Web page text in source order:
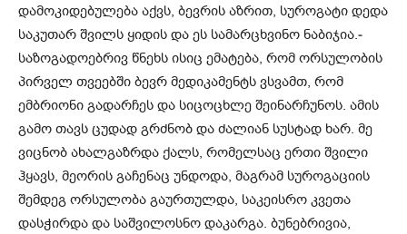
დამოკიდებულება აქვს, ბევრის აზრით, სუროგატი დედა
საკუთარ შვილს ყიდის და ეს სამარცხვინო ნაბიჯია.­
საზოგადოებრივ წნეხს ისიც ემატება, რომ ორსულობის
პირველ თვეებში ბევრ მედიკამენტს ვსვამთ, რომ
ემბრიონი­ გადარჩეს და სიცოცხლე შეინარჩუნოს. ამის
გამო თავს ცუდად გრძნობ და ძალიან სუსტად ხარ. მე
ვიცნობ ახალგაზრდა ქალს, რომელსაც ერთი შვილი
ჰყავს, მეორის გაჩენაც უნდოდა, მაგრამ სუროგაციის
შემდეგ ორსულობა გაურთულდა, საკეისრო კვეთა
დასჭირდა და საშვილოსნო დაკარგა. ბუნებრივია,